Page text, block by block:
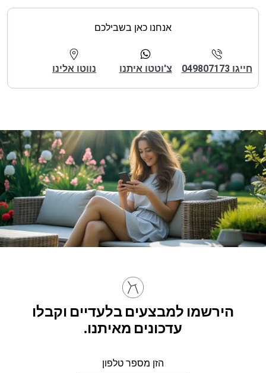
אנחנו כאן בשבילכם
חייגו 049807173 צ'וטטו איתנו נווטו אלינו
הירשמו למבצעים בלעדיים וקבלו
עדכונים מאיתנו.